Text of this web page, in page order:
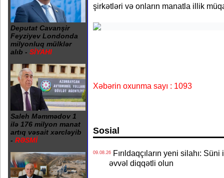
Deputat Cavanşir
Feyziyev Londonda
milyonluq mülklər
alıb - SİYAHI
Saleh Məmmədov 1
ilə 176 milyon manat
artıq vəsait xərcləyib
- RƏSMİ
şirkətləri və onların manatla illik
Xəbərin oxunma sayı : 1093
Sosial
09.08.26Fırıldaqçıların yeni silahı:
əvvəl diqqətli olun